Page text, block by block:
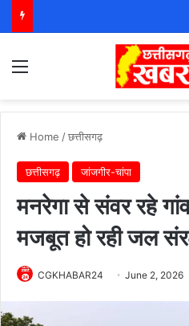
Home /छत्तीसगढ़
छत्तीसगढ़ जांजगीर-चांपा
मनरेगा से संवर रहे
मजबूत हो रही जल
CGKHABAR24 June 2, 2026